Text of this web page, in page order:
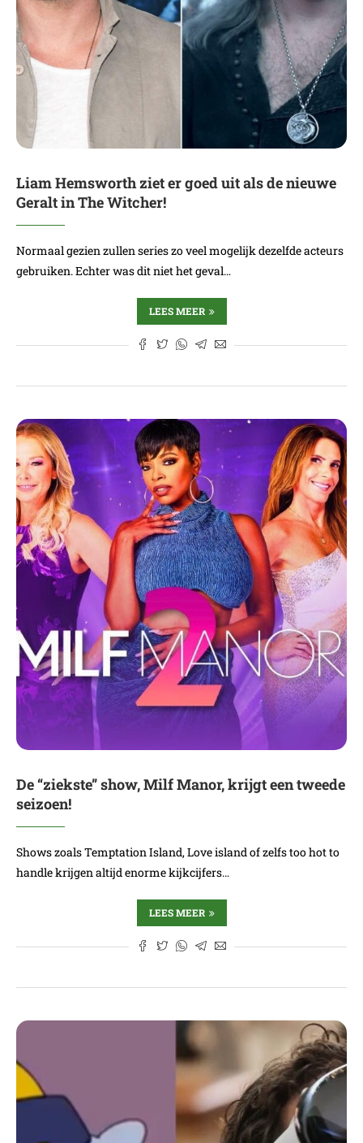
Liam Hemsworth ziet er goed uit als de nieuwe
Geralt in The Witcher!
Normaal gezien zullen series zo veel mogelijk dezelfde acteurs
gebruiken. Echter was dit niet het geval…
LEES MEER
De “ziekste” show, Milf Manor, krijgt een tweede
seizoen!
Shows zoals Temptation Island, Love island of zelfs too hot to
handle krijgen altijd enorme kijkcijfers…
LEES MEER